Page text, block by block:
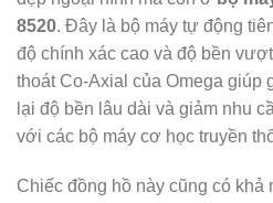
8520. Đây là bộ máy tự động
độ chính xác cao và độ bền
thoát Co-Axial của Omega giúp
lại độ bền lâu dài và giảm nhu
với các bộ máy cơ học truyền
Chiếc đồng hồ này cũng có khả